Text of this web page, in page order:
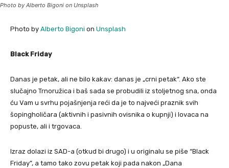
Photo by Alberto Bigoni on Unsplash
Photo by Alberto Bigoni on Unsplash
Black Friday
Danas je petak, ali ne bilo kakav: danas je „crni petak“. Ako ste
slučajno Trnoružica i baš sada se probudili iz stoljetnog sna, onda
ću Vam u svrhu pojašnjenja reći da je to najveći praznik svih
šopingholičara (aktivnih i pasivnih ovisnika o kupnji) i lovaca na
popuste, ali i trgovaca.
Izraz dolazi iz SAD-a (otkud bi drugo) i u originalu se piše “Black
Friday”, a tamo tako zovu petak koji pada nakon „Dana